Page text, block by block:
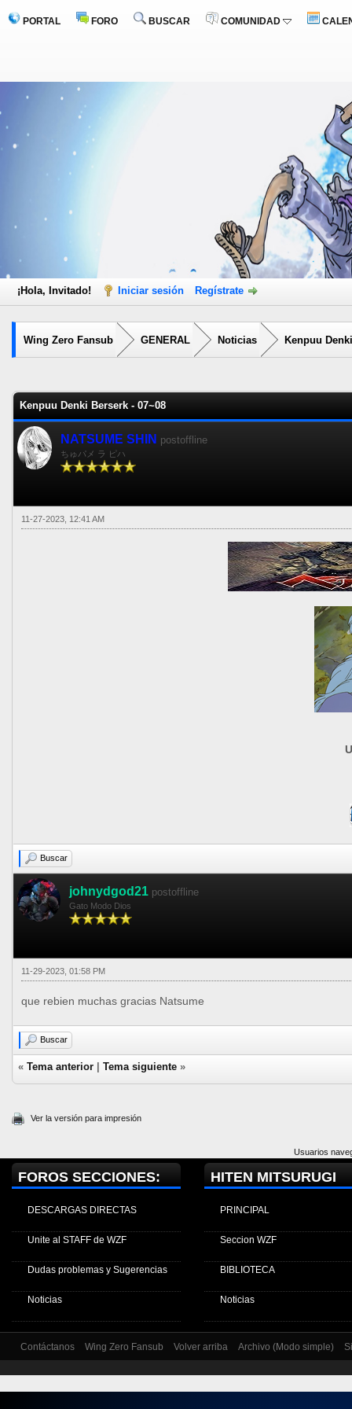
PORTAL FORO BUSCAR COMUNIDAD
¡Hola, Invitado! Iniciar sesión Regístrate
Wing Zero Fansub GENERAL Noticias Kenpuu
Kenpuu Denki Berserk - 07~08
NATSUME SHIN postoffline
ちゅパメ ラ ピハ
11-27-2023, 12:41 AM
Buscar
johnydgod21 postoffline
Gato Modo Dios
11-29-2023, 01:58 PM
que rebien muchas gracias Natsume
Buscar
« Tema anterior Tema siguiente »
Ver la versión para impresión
Usuarios
FOROS SECCIONES:
DESCARGAS DIRECTAS
Unite al STAFF de WZF
Dudas problemas y Sugerencias
Noticias
HITEN MITSURUGI
PRINCIPAL
Seccion WZF
BIBLIOTECA
Noticias
Contáctanos Wing Zero Fansub Volver arriba Archivo (Modo simple)